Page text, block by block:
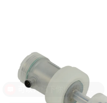
可以介绍下你们的产品么？